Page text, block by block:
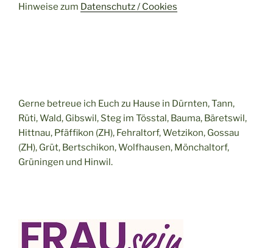
Hinweise zum Datenschutz / Cookies
Gerne betreue ich Euch zu Hause in Dürnten, Tann,
Rüti, Wald, Gibswil, Steg im Tösstal, Bauma, Bäretswil,
Hittnau, Pfäffikon (ZH), Fehraltorf, Wetzikon, Gossau
(ZH), Grüt, Bertschikon, Wolfhausen, Mönchaltorf,
Grüningen und Hinwil.